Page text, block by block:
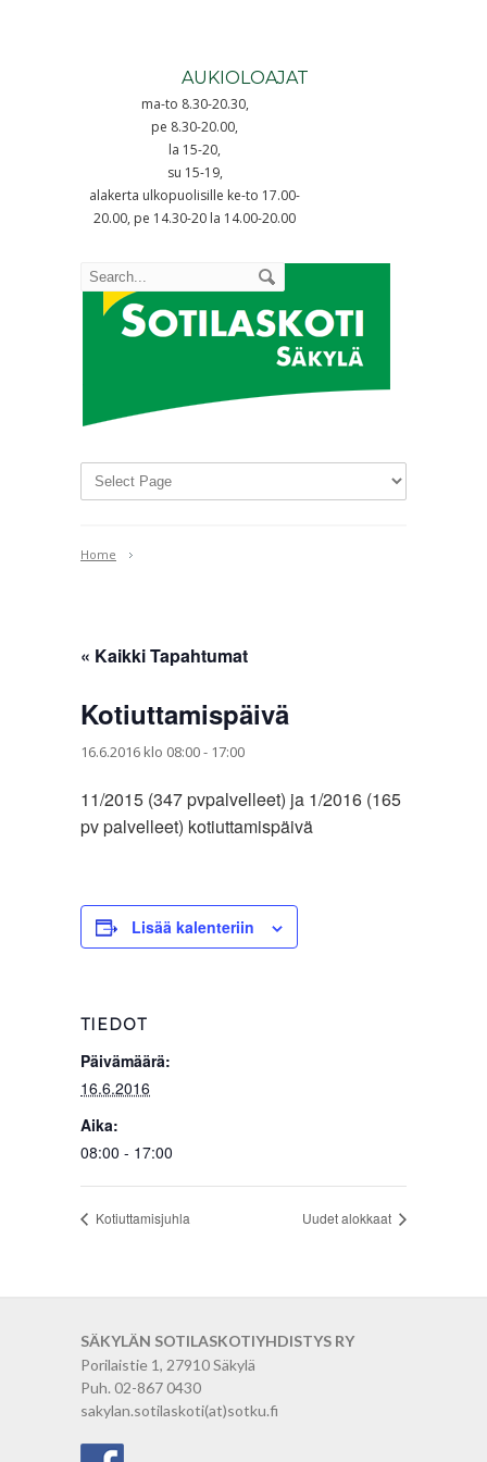
AUKIOLOAJAT
ma-to 8.30-20.30,
pe 8.30-20.00,
la 15-20,
su 15-19,
alakerta ulkopuolisille ke-to 17.00-
20.00, pe 14.30-20 la 14.00-20.00
Home
« Kaikki Tapahtumat
Kotiuttamispäivä
16.6.2016 klo 08:00- 17:00
11/2015 (347 pvpalvelleet) ja 1/2016 (165
pv palvelleet) kotiuttamispäivä
Lisää kalenteriin
TIEDOT
Päivämäärä:
16.6.2016
Aika:
08:00 - 17:00
Kotiuttamisjuhla Uudet alokkaat
SÄKYLÄN SOTILASKOTIYHDISTYS RY
Porilaistie 1, 27910 Säkylä
Puh. 02-867 0430
sakylan.sotilaskoti(at)sotku.fi